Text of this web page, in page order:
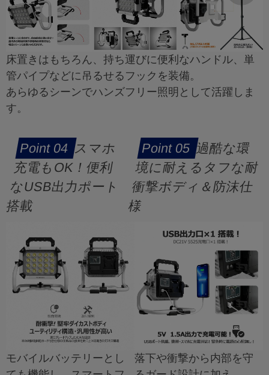
床置きはもちろん、持ち運びに便利なハンドル、単
管パイプなどに吊るせるフックを装備。
あらゆるシーンでハンズフリー照明として活躍しま
す。
スマホ
充電もOK！便利
なUSB出力ポート
搭載
過酷な環
境に耐えるタフな耐
衝撃ボディ＆防沫仕
様
モバイルバッテリーとし
落下や衝撃から内部を守